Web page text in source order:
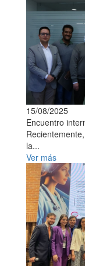
15/08/2025
Encuentro
la...
Ver más